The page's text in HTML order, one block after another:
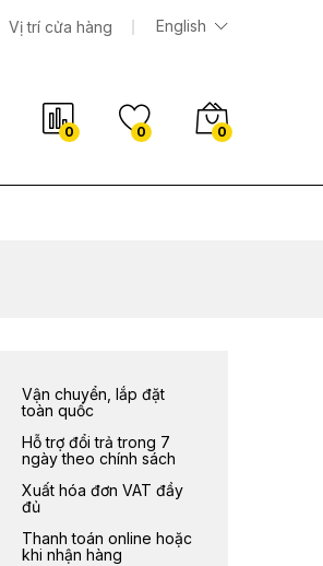
Vị trí cửa hàng English
0 0 0
Vận chuyển, lắp đặt
toàn quốc
Hỗ trợ đổi trả trong 7
ngày theo chính sách
Xuất hóa đơn VAT đầy
đủ
Thanh toán online hoặc
khi nhận hàng
Thêm vào giỏ hàng